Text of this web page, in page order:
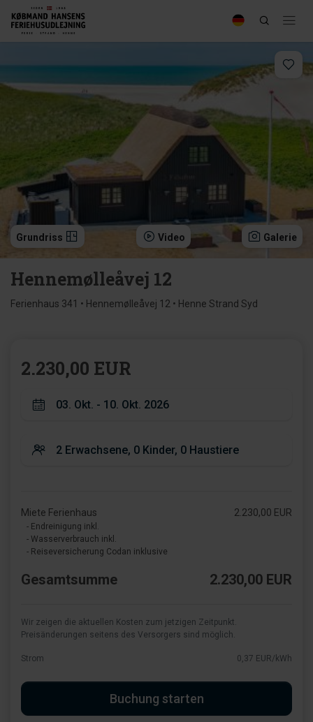
Grundriss Video Galerie
Hennemølleåvej 12
Ferienhaus 341 • Hennemølleåvej 12 • Henne Strand Syd
2.230,00 EUR
Miete Ferienhaus
- Endreinigung inkl.
- Wasserverbrauch inkl.
- Reiseversicherung Codan inklusive
2.230,00 EUR
Gesamtsumme 2.230,00 EUR
Wir zeigen die aktuellen Kosten zum jetzigen Zeitpunkt.
Preisänderungen seitens des Versorgers sind möglich.
Strom 0,37 EUR/kWh
Buchung starten